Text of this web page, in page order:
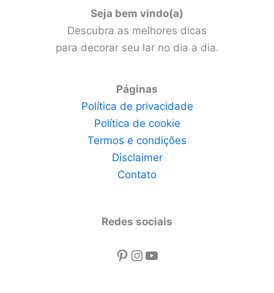
Seja bem vindo(a)
Descubra as melhores dicas
para decorar seu lar no dia a dia.
Páginas
Política de privacidade
Política de cookie
Termos e condições
Disclaimer
Contato
Redes sociais
Pinterest
Instagram
Youtube